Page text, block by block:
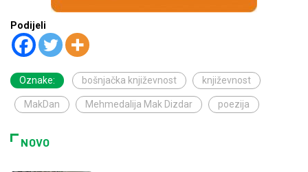
Podijeli
Oznake: bošnjačka književnost književnost
MakDan Mehmedalija Mak Dizdar poezija
NOVO